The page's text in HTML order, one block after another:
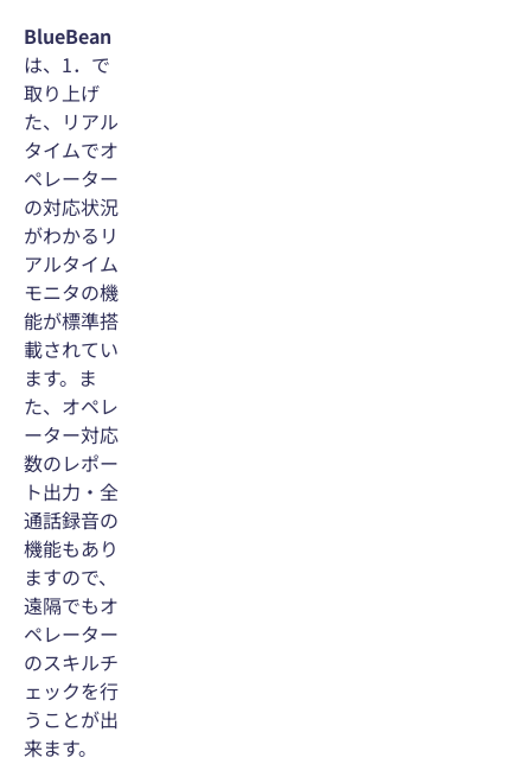
BlueBean
は、1．で
取り上げ
た、リアル
タイムでオ
ペレーター
の対応状況
がわかるリ
アルタイム
モニタの機
能が標準搭
載されてい
ます。ま
た、オペレ
ーター対応
数のレポー
ト出力・全
通話録音の
機能もあり
ますので、
遠隔でもオ
ペレーター
のスキルチ
ェックを行
うことが出
来ます。